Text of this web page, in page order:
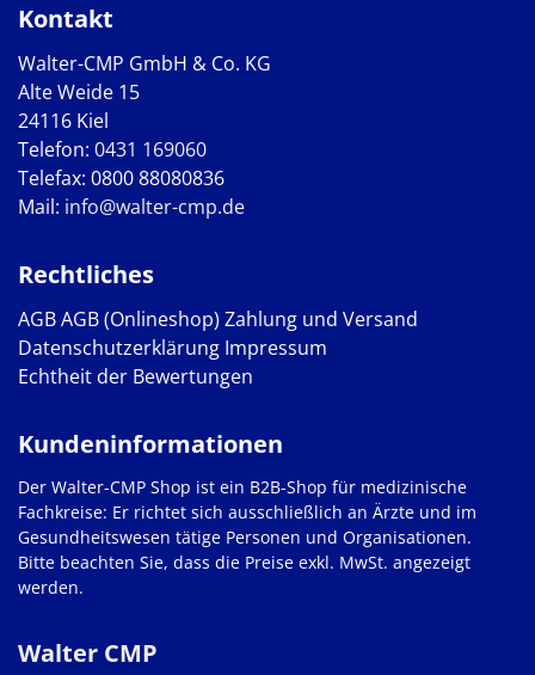
Kontakt
Walter-CMP GmbH & Co. KG
Alte Weide 15
24116 Kiel
Telefon: 0431 169060
Telefax: 0800 88080836
Mail: info@walter-cmp.de
Rechtliches
AGBAGB (Onlineshop) Zahlung und Versand
Datenschutzerklärung Impressum
Echtheit der Bewertungen
Walter CMP
Kundeninformationen
Der Walter-CMP Shop ist ein B2B-Shop für medizinische
Fachkreise: Er richtet sich ausschließlich an Ärzte und im
Gesundheitswesen tätige Personen und Organisationen.
Bitte beachten Sie, dass die Preise exkl. MwSt. angezeigt
werden.